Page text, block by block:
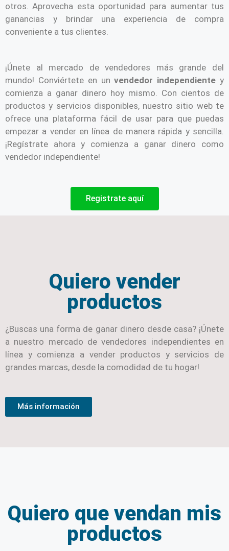
otros. Aprovecha esta oportunidad para aumentar tus
ganancias y brindar una experiencia de compra
conveniente a tus clientes.
¡Únete al mercado de vendedores más grande del
mundo! Conviértete en unvendedor independiente y
comienza a ganar dinero hoy mismo. Con cientos de
productos y servicios disponibles, nuestro sitio web te
ofrece una plataforma fácil de usar para que puedas
empezar a vender en línea de manera rápida y sencilla.
¡Regístrate ahora y comienza a ganar dinero como
vendedor independiente!
Registrate aquí
Quiero vender
productos
¿Buscas una forma de ganar dinero desde casa? ¡Únete
a nuestro mercado de vendedores independientes en
línea y comienza a vender productos y servicios de
grandes marcas, desde la comodidad de tu hogar!
Más información
Quiero que vendan mis
productos